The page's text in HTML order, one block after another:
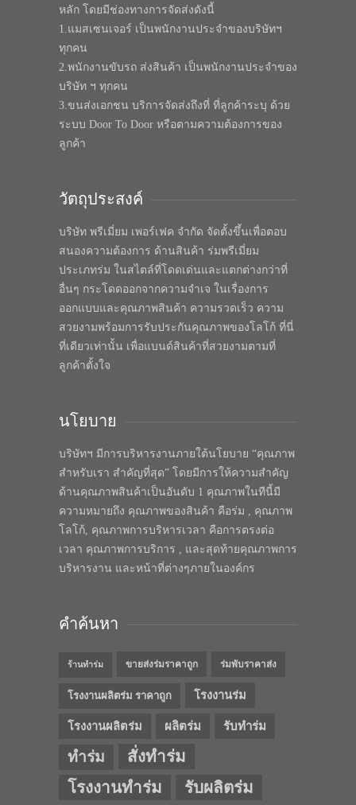
หลัก โดยมีช่องทางการจัดส่งดังนี้
1.แมสเซนเจอร์ เป็นพนักงานประจำของบริษัทฯ
ทุกคน
2.พนักงานขับรถ ส่งสินค้า เป็นพนักงานประจำของ
บริษัท ฯ ทุกคน
3.ขนส่งเอกชน บริการจัดส่งถึงที่ ที่ลูกค้าระบุ ด้วย
ระบบ Door To Door หรือตามความต้องการของ
ลูกค้า
วัตถุประสงค์
บริษัท พรีเมี่ยม เพอร์เฟค จำกัด จัดตั้งขึ้นเพื่อตอบ
สนองความต้องการ ด้านสินค้า ร่มพรีเมี่ยม
ประเภทร่ม ในสไตล์ที่โดดเด่นและแตกต่างกว่าที่
อื่นๆ กระโดดออกจากความจำเจ ในเรื่องการ
ออกแบบและคุณภาพสินค้า ความรวดเร็ว ความ
สวยงามพร้อมการรับประกันคุณภาพของโลโก้ ที่นี่
ที่เดียวเท่านั้น เพื่อแบนด์สินค้าที่สวยงามตามที่
ลูกค้าตั้งใจ
นโยบาย
บริษัทฯ มีการบริหารงานภายใต้นโยบาย “คุณภาพ
สำหรับเรา สำคัญที่สุด” โดยมีการให้ความสำคัญ
ด้านคุณภาพสินค้าเป็นอันดับ 1 คุณภาพในทีนี้มี
ความหมายถึง คุณภาพของสินค้า คือร่ม , คุณภาพ
โลโก้, คุณภาพการบริหารเวลา คือการตรงต่อ
เวลา คุณภาพการบริการ , และสุดท้ายคุณภาพการ
บริหารงาน และหน้าที่ต่างๆภายในองค์กร
คำค้นหา
ร้านทำร่ม ขายส่งร่มราคาถูก ร่มพับราคาส่ง
โรงงานผลิตร่ม ราคาถูก โรงงานร่ม
โรงงานผลิตร่ม ผลิตร่ม รับทำร่ม
ทำร่ม
สั่งทำร่ม
โรงงานทำร่ม
รับผลิตร่ม